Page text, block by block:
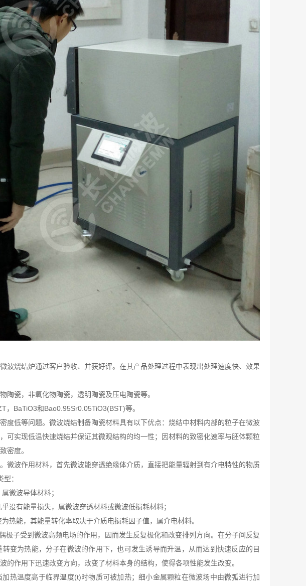
波烧结炉通过客户验收、并获好评。在其产品处理过程中表现出处理速度快、效果
陶瓷，非氧化物陶瓷，透明陶瓷及压电陶瓷等。
，BaTiO3和Bao0.95Sr0.05TiO3(BST)等。
度低等问题。微波烧结制备陶瓷材料具有以下优点：烧结中材料内部的粒子在微波
可实现低温快速烧结并保证其微观结构的均一性；因材料的致密化速率与胚体颗粒
密度。
微波作用材料，首先微波能穿透绝缘体介质，直接把能量辐射到有介电特性的物质
：
微波导体材料；
没有能量损失，属微波穿透材料或微波低损耗材料；
热能，其能量转化率取决于介质电损耗因子值，属介电材料。
极子受到微波高频电场的作用，因而发生反复极化和改变排列方向。在分子间反复
变为热能，分子在微波的作用下，也可发生诱导而升温，从而达到快速反应的目
的作用下迅速改变方向，改变了材料本身的结构，使得各项性能发生改变。
热温度高于临界温度(t)时物质可被加热；细小金属颗粒在微波场中由微弧进行加